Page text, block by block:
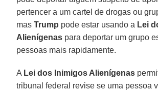
pertencer a um cartel de drogas ou
masTrump pode estar usando a Lei
Alienígenas para deportar um grupo
pessoas mais rapidamente.
A Lei dos Inimigos Alienígenas
tribunal federal revise se uma pessoa